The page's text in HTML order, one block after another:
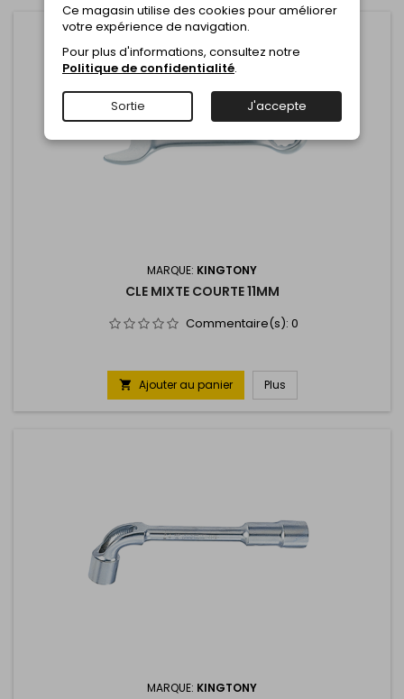
MARQUE: KINGTONY
CLE MIXTE COURTE 11MM
Commentaire(s): 0
 Ajouter au panier Plus
MARQUE: KINGTONY
Ce magasin utilise des cookies pour améliorer
votre expérience de navigation.
Pour plus d'informations, consultez notre
Politique de confidentialité.
Sortie J'accepte